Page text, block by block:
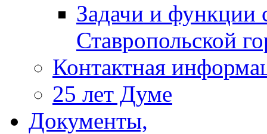
Задачи и функции
Ставропольской
Контактная
25 лет Думе
Документы,